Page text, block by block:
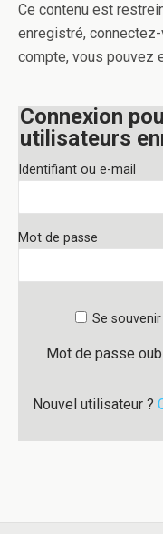
Ce contenu est
enregistré, connectez-
compte, vous pouvez
Connexion
utilisateurs
Identifiant ou e-mail
Mot de passe
Se
Mot de passe
Nouvel utilisateur ?